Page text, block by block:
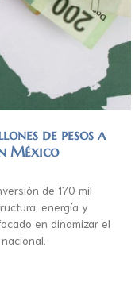
de pesos a
México
de 170 mil
energía y
en dinamizar el